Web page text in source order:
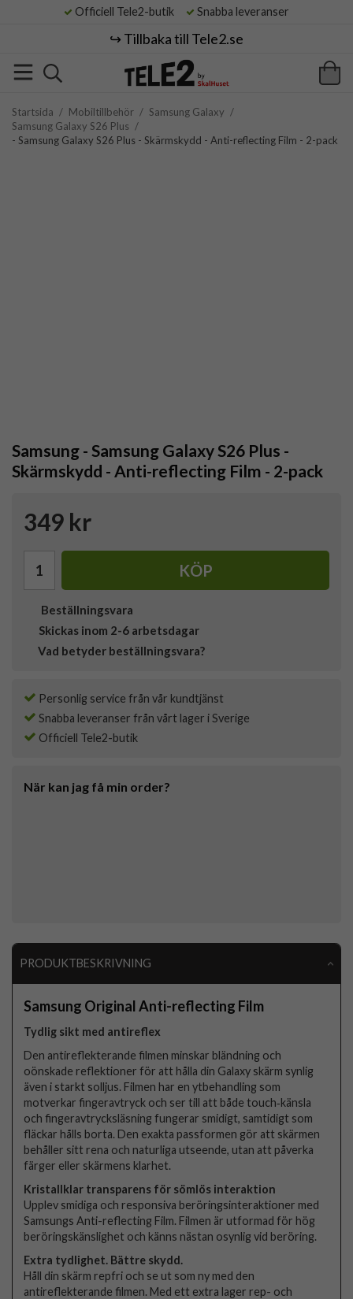
Officiell Tele2-butik Snabba leveranser
↪️ Tillbaka till Tele2.se
Startsida / Mobiltillbehör / Samsung Galaxy /
Samsung Galaxy S26 Plus /
- Samsung Galaxy S26 Plus - Skärmskydd - Anti-reflecting Film - 2-pack
Samsung - Samsung Galaxy S26 Plus -
Skärmskydd - Anti-reflecting Film - 2-pack
349 kr
KÖP
Beställningsvara
Skickas inom 2-6 arbetsdagar
Vad betyder beställningsvara?
Personlig service från vår kundtjänst
Snabba leveranser från vårt lager i Sverige
Officiell Tele2-butik
När kan jag få min order?
PRODUKTBESKRIVNING
Samsung Original Anti-reflecting Film
Tydlig sikt med antireflex
Den antireflekterande filmen minskar bländning och
oönskade reflektioner för att hålla din Galaxy skärm synlig
även i starkt solljus. Filmen har en ytbehandling som
motverkar fingeravtryck och ser till att både touch‑känsla
och fingeravtrycksläsning fungerar smidigt, samtidigt som
fläckar hålls borta. Den exakta passformen gör att skärmen
behåller sitt rena och naturliga utseende, utan att påverka
färger eller skärmens klarhet.
Kristallklar transparens för sömlös interaktion
Upplev smidiga och responsiva beröringsinteraktioner med
Samsungs Anti-reflecting Film. Filmen är utformad för hög
beröringskänslighet och känns nästan osynlig vid beröring.
Extra tydlighet. Bättre skydd.
Håll din skärm repfri och se ut som ny med den
antireflekterande filmen. Med ett extra lager rep- och